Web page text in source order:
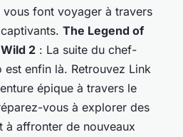
vous font voyager à travers
The Legend of
2 : La suite du chef-
est enfin là. Retrouvez Link
épique à travers le
vous à explorer des
à affronter de nouveaux